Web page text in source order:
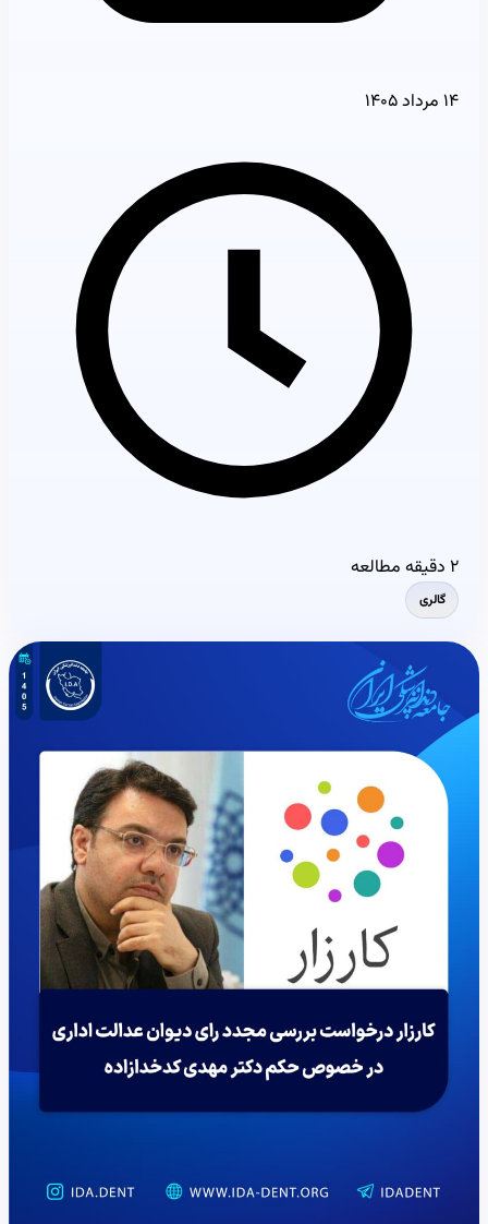
۱۴ مرداد ۱۴۰۵
۲ دقیقه مطالعه
گالری